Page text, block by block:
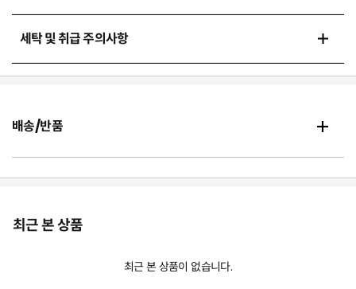
세탁 및 취급 주의사항
배송/반품
최근 본 상품
최근 본 상품이 없습니다.